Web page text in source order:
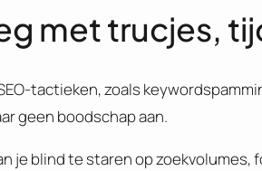
met trucjes,
tactieken, zoals
geen boodschap aan.
je blind te staren op